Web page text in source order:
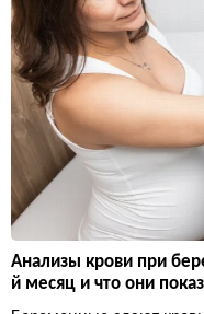
Анализы крови при
й месяц и что они